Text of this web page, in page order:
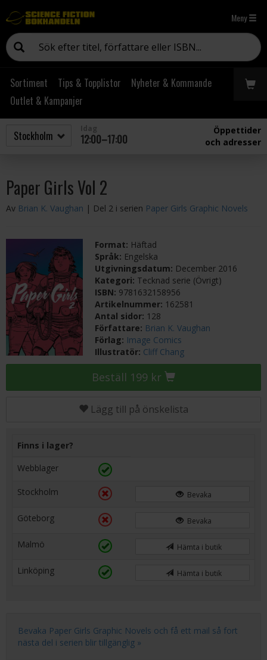
Meny
Sortiment Tips & Topplistor
Nyheter & Kommande
Outlet & Kampanjer
12:00–17:00
Öppettider
och adresser
Paper Girls Vol 2
Av Brian K. Vaughan | Del 2 i serien Paper Girls Graphic Novels
Format: Häftad
Språk: Engelska
Utgivningsdatum: December 2016
Kategori: Tecknad serie (Övrigt)
ISBN: 9781632158956
Artikelnummer: 162581
Antal sidor: 128
Författare: Brian K. Vaughan
Förlag: Image Comics
Illustratör: Cliff Chang
Beställ 199 kr
Lägg till på önskelista
Finns i lager?
Webblager
Stockholm Bevaka
Göteborg Bevaka
Malmö Hämta i butik
Linköping Hämta i butik
Bevaka Paper Girls Graphic Novels och få ett mail så fort
nästa del i serien blir tillgänglig »